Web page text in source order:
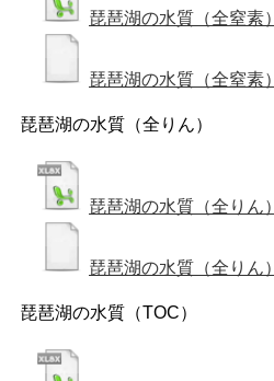
琵琶湖の水質（全窒素）
琵琶湖の水質（全窒素）
琵琶湖の水質（全りん）
琵琶湖の水質（全りん）
琵琶湖の水質（全りん）
琵琶湖の水質（TOC）